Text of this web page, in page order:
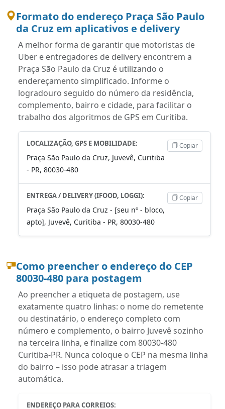
Formato do endereço Praça São Paulo
da Cruz em aplicativos e delivery
A melhor forma de garantir que motoristas de
Uber e entregadores de delivery encontrem a
Praça São Paulo da Cruz é utilizando o
endereçamento simplificado. Informe o
logradouro seguido do número da residência,
complemento, bairro e cidade, para facilitar o
trabalho dos algoritmos de GPS em Curitiba.
LOCALIZAÇÃO, GPS E MOBILIDADE:
Praça São Paulo da Cruz, Juvevê, Curitiba
- PR, 80030-480
Copiar
ENTREGA / DELIVERY (IFOOD, LOGGI):
Praça São Paulo da Cruz - [seu nº - bloco,
apto], Juvevê, Curitiba - PR, 80030-480
Copiar
Como preencher o endereço do CEP
80030-480 para postagem
Ao preencher a etiqueta de postagem, use
exatamente quatro linhas: o nome do remetente
ou destinatário, o endereço completo com
número e complemento, o bairro Juvevê sozinho
na terceira linha, e finalize com 80030-480
Curitiba-PR. Nunca coloque o CEP na mesma linha
do bairro – isso pode atrasar a triagem
automática.
ENDEREÇO PARA CORREIOS: